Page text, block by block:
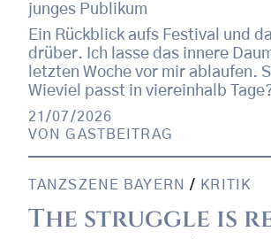
junges Publikum
Ein Rückblick aufs Festival und
drüber. Ich lasse das innere
letzten Woche vor mir ablaufen.
Wieviel passt in viereinhalb
21/07/2026
VONGASTBEITRAG
TANZSZENE BAYERN / KRITIK
The struggle is